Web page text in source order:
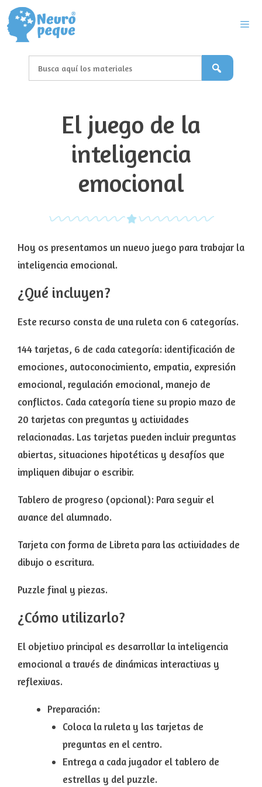
Saltar
al
contenido
El juego de la
inteligencia
emocional
Hoy os presentamos un nuevo juego para trabajar la
inteligencia emocional.
¿Qué incluyen?
Este recurso consta de una ruleta con 6 categorías.
144 tarjetas, 6 de cada categoría: identificación de
emociones, autoconocimiento, empatia, expresión
emocional, regulación emocional, manejo de
conflictos. Cada categoría tiene su propio mazo de
20 tarjetas con preguntas y actividades
relacionadas. Las tarjetas pueden incluir preguntas
abiertas, situaciones hipotéticas y desafíos que
impliquen dibujar o escribir.
Tablero de progreso (opcional): Para seguir el
avance del alumnado.
Tarjeta con forma de Libreta para las actividades de
dibujo o escritura.
Puzzle final y piezas.
¿Cómo utilizarlo?
El objetivo principal es desarrollar la inteligencia
emocional a través de dinámicas interactivas y
reflexivas.
Preparación:
Coloca la ruleta y las tarjetas de
preguntas en el centro.
Entrega a cada jugador el tablero de
estrellas y del puzzle.